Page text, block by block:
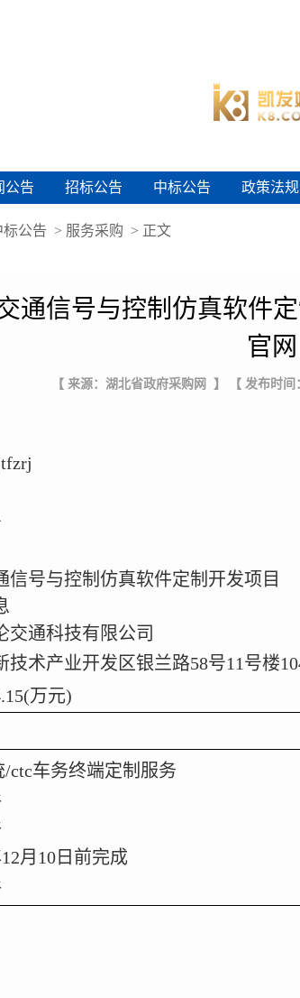
公告
公告 招标公告
招标公告 中标公告
中标公告 政策法规
政策法规
标公告 > 服务采购 > 正文
通信号与控制仿真软件
官网
【 来源：湖北省政府采购网 】 【 发布时
信号与控制仿真软件定制开发项目
交通科技有限公司
技术产业开发区银兰路58号11号楼
万元)
/ctc车务终端定制服务
12月 10 日前完成